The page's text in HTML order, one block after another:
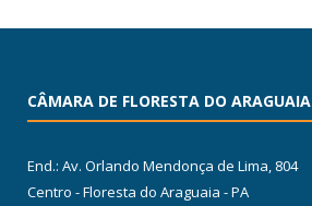
CÂMARA DE FLORESTA DO ARAGUAIA
End.: Av. Orlando Mendonça de Lima, 804
Centro - Floresta do Araguaia - PA